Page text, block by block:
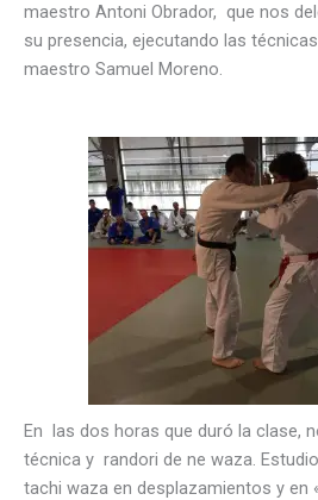
maestro Antoni Obrador, que nos
su presencia, ejecutando las
maestro Samuel Moreno.
En las dos horas que duró la clase,
técnica y randori de ne waza.
tachi waza en desplazamientos y en